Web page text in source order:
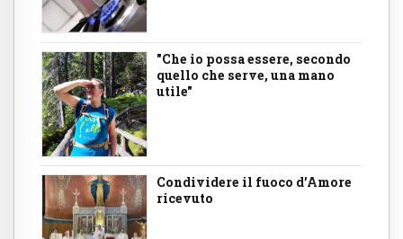
"Che io possa essere, secondo
quello che serve, una mano
utile"
Condividere il fuoco d’Amore
ricevuto